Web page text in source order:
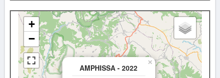
AMPHISSA - 2022
×
+
−